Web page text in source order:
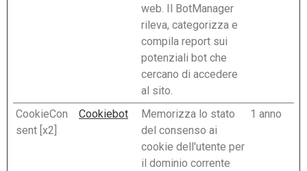
web. Il BotManager
rileva, categorizza e
compila report sui
potenziali bot che
cercano di accedere
al sito.
CookieCon
sent [x2]
Cookiebot
Memorizza lo stato
del consenso ai
cookie dell'utente per
il dominio corrente
1 anno